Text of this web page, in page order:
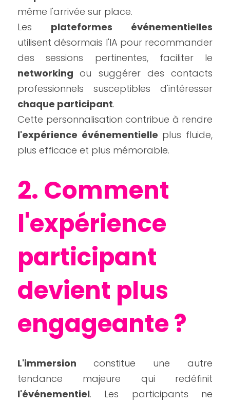
même l'arrivée sur place.
Les plateformes événementielles
utilisent désormais l'IA pour recommander
networking ou suggérer des contacts
chaque participant.
l'expérience événementielle plus fluide,
plus efficace et plus mémorable.
2. Comment
l'expérience
participant
devient plus
engageante ?
L'immersion constitue une autre
l'événementiel. Les participants ne